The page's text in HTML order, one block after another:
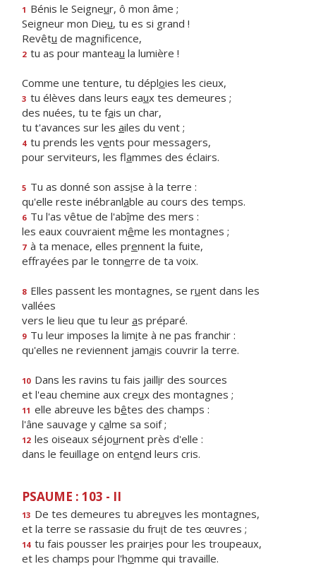
1 Bénis le Seigneur, ô mon âme ;
Seigneur mon Dieu, tu es si grand !
Revêtu de magnificence,
2 tu as pour manteau la lumière !
Comme une tenture, tu déploies les cieux,
3 tu élèves dans leurs eaux tes demeures ;
des nuées, tu te fais un char,
tu t'avances sur les ailes du vent ;
4 tu prends les vents pour messagers,
pour serviteurs, les flammes des éclairs.
5 Tu as donné son assise à la terre :
qu'elle reste inébranlable au cours des temps.
6 Tu l'as vêtue de l'abîme des mers :
les eaux couvraient même les montagnes ;
7 à ta menace, elles prennent la fuite,
effrayées par le tonnerre de ta voix.
8 Elles passent les montagnes, se ruent dans les
vallées
vers le lieu que tu leur as préparé.
9 Tu leur imposes la limite à ne pas franchir :
qu'elles ne reviennent jamais couvrir la terre.
10 Dans les ravins tu fais jaillir des sources
et l'eau chemine aux creux des montagnes ;
11 elle abreuve les bêtes des champs :
l'âne sauvage y calme sa soif ;
12 les oiseaux séjournent près d'elle :
dans le feuillage on entend leurs cris.
PSAUME : 103 - II
13 De tes demeures tu abreuves les montagnes,
et la terre se rassasie du fruit de tes œuvres ;
14 tu fais pousser les prairies pour les troupeaux,
et les champs pour l'homme qui travaille.